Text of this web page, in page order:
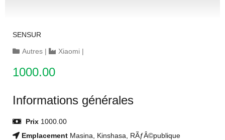
SENSUR
Autres | Xiaomi |
1000.00
Informations générales
Prix 1000.00
Emplacement Masina, Kinshasa, RÃƒÂ©publique